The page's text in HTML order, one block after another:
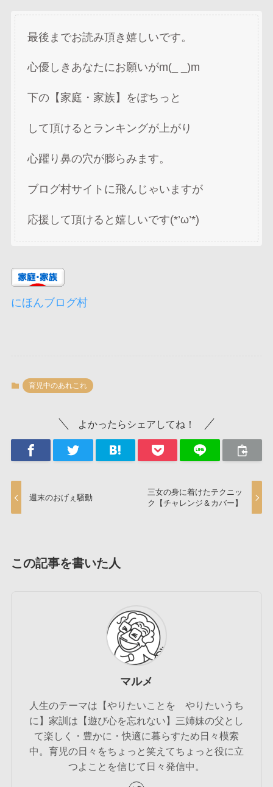
最後までお読み頂き嬉しいです。
心優しきあなたにお願いがm(_ _)m
下の【家庭・家族】をぽちっと
して頂けるとランキングが上がり
心躍り鼻の穴が膨らみます。
ブログ村サイトに飛んじゃいますが
応援して頂けると嬉しいです(*’ω’*)
にほんブログ村
育児中のあれこれ
よかったらシェアしてね！
週末のおげぇ騒動
三女の身に着けたテクニッ
ク【チャレンジ＆カバー】
この記事を書いた人
マルメ
人生のテーマは【やりたいことを やりたいうち
に】家訓は【遊び心を忘れない】三姉妹の父とし
て楽しく・豊かに・快適に暮らすため日々模索
中。育児の日々をちょっと笑えてちょっと役に立
つよことを信じて日々発信中。